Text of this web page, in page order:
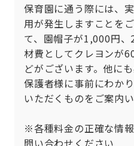
保育園に通う際には、
用が発生しますことを
て、園帽子が1,000円
材費としてクレヨンが
どがございます。他に
保護者様に事前にわか
いただくものをご案内い
※各種料金の正確な情
問い合わせください